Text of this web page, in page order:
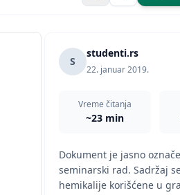
S
studenti.rs
22. januar 2019.
Vreme čitanja
~23 min
Dokument je jasno
seminarski rad. Sadržaj
hemikalije korišćene u